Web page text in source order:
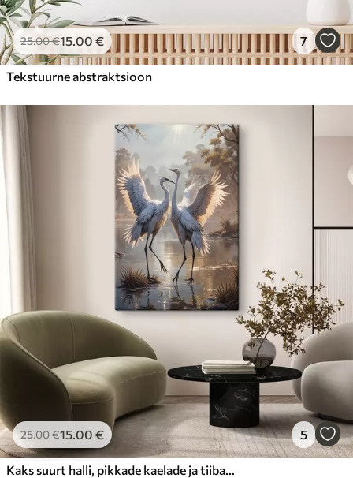
25.00€15.00 € 7
Tekstuurne abstraktsioon
25.00€15.00 € 5
Kaks suurt halli, pikkade kaelade ja tiibadega kraanat, mis seisavad puudest ümbritsetud udujärves